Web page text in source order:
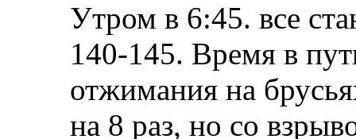
Утром в 6:45. все
140-145. Время в
отжимания на
на 8 раз, но со